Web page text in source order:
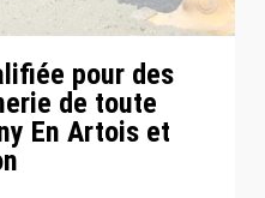
pour des
de toute
En Artois et